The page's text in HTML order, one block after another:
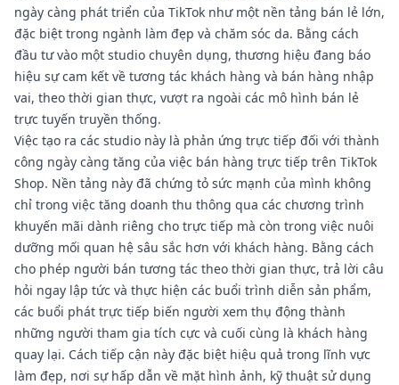
ngày càng phát triển của TikTok như một nền tảng bán lẻ lớn,
đặc biệt trong ngành làm đẹp và chăm sóc da. Bằng cách
đầu tư vào một studio chuyên dụng, thương hiệu đang báo
hiệu sự cam kết về tương tác khách hàng và bán hàng nhập
vai, theo thời gian thực, vượt ra ngoài các mô hình bán lẻ
trực tuyến truyền thống.
Việc tạo ra các studio này là phản ứng trực tiếp đối với thành
công ngày càng tăng của việc bán hàng trực tiếp trên TikTok
Shop. Nền tảng này đã chứng tỏ sức mạnh của mình không
chỉ trong việc tăng doanh thu thông qua các chương trình
khuyến mãi dành riêng cho trực tiếp mà còn trong việc nuôi
dưỡng mối quan hệ sâu sắc hơn với khách hàng. Bằng cách
cho phép người bán tương tác theo thời gian thực, trả lời câu
hỏi ngay lập tức và thực hiện các buổi trình diễn sản phẩm,
các buổi phát trực tiếp biến người xem thụ động thành
những người tham gia tích cực và cuối cùng là khách hàng
quay lại. Cách tiếp cận này đặc biệt hiệu quả trong lĩnh vực
làm đẹp, nơi sự hấp dẫn về mặt hình ảnh, kỹ thuật sử dụng